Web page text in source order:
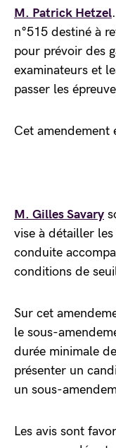
M. Patrick Hetzel
n°515 destiné à
pour prévoir des
examinateurs et
passer les
Cet amendement
M. Gilles Savary
vise à détailler les
conduite
conditions de
Sur cet
le sous-
durée minimale
présenter un
un sous-
Les avis sont